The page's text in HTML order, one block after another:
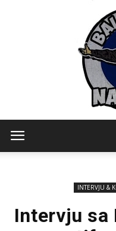
INTERVJU &
Intervju sa